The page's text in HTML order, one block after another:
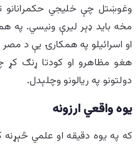
وغوښتل چې خلیجي
مخه باید ډېر لیرې ونیسي. په
او اسرائیلو په همکارۍ یې د
هغو مظاهرو او کودتا ړنګ کړ
دولتونو په ریالونو وچلېدل.
یوه واقعي ارزونه
که په یوه دقیقه او علمي